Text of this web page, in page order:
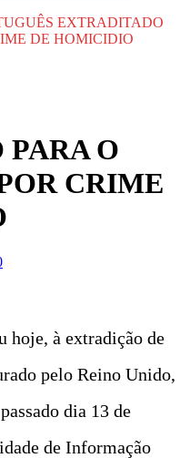
EXTRADITADO
DE HOMICIDIO
O
CRIME
hoje, à extradição de
pelo Reino Unido,
dia 13 de
de Informação